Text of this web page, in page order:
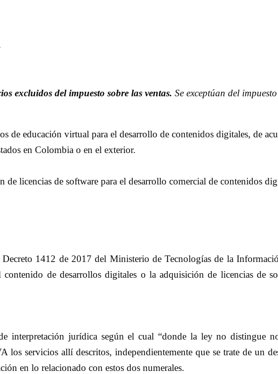
excluidos del impuesto sobre las ventas. Se exceptúan del
educación virtual para el desarrollo de contenidos digitales, de
en Colombia o en el exterior.
licencias de software para el desarrollo comercial de contenidos
1412 de 2017 del Ministerio de Tecnologías de la
de desarrollos digitales o la adquisición de licencias de
interpretación jurídica según el cual “donde la ley no distingue
los servicios allí descritos, independientemente que se trate de un
en lo relacionado con estos dos numerales.